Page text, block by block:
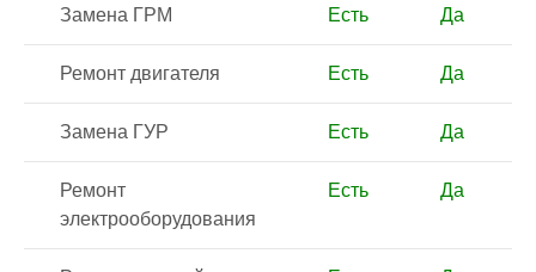
Замена ГРМ Есть Да
Ремонт двигателя Есть Да
Замена ГУР Есть Да
Ремонт
электрооборудования
Есть Да